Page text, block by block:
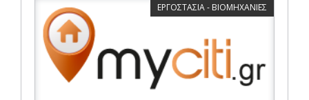
ΕΡΓΟΣΤΑΣΙΑ - ΒΙΟΜΗΧΑΝΙΕΣ